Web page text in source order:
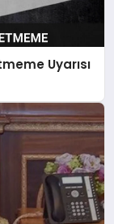
Uyarısı